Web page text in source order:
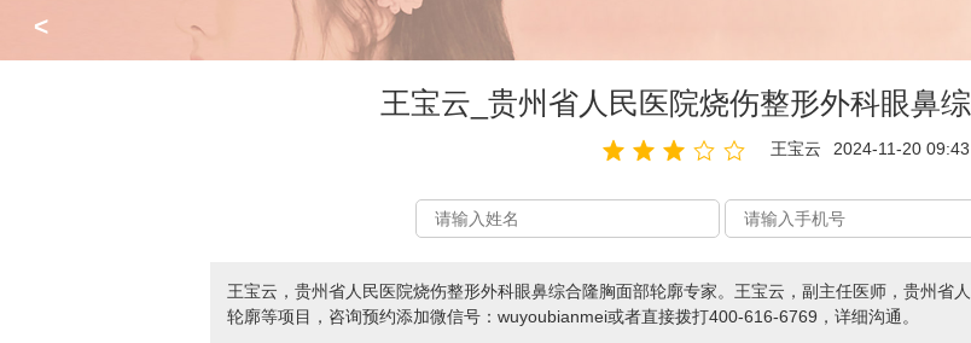
<
王宝云_贵州省人民医院烧伤整形外科眼鼻
王宝云 2024-11-20 09:43
王宝云，贵州省人民医院烧伤整形外科眼鼻综合隆胸面部轮廓专家。王宝云，副主任医师，贵州省
轮廓等项目，咨询预约添加微信号：wuyoubianmei或者直接拨打400-616-6769，详细沟通。